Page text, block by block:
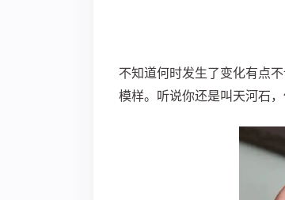
不知道何时发生了变化有点
模样。 听说你还是叫天河石